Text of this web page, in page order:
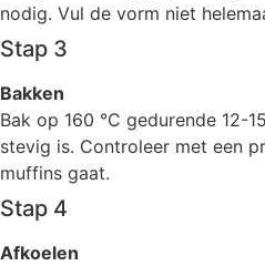
nodig. Vul de vorm niet
Stap 3
Bakken
Bak op 160 °C gedurende 12-
stevig is. Controleer met een
muffins gaat.
Stap 4
Afkoelen